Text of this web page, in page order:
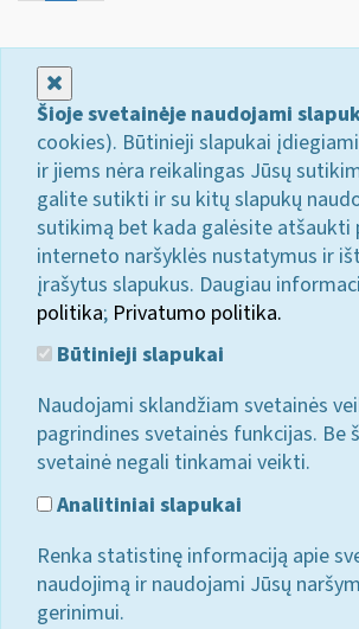
Šioje svetainėje naudojami
cookies). Būtinieji slapukai
ir jiems nėra reikalingas Jūsų
galite sutikti ir su kitų slapukų
sutikimą bet kada galėsite atšaukti
interneto naršyklės nustatymus ir
įrašytus slapukus. Daugiau
politika; Privatumo politika.
Būtinieji slapukai
Naudojami sklandžiam svetainės
pagrindines svetainės funkcijas. Be
svetainė negali tinkamai veikti.
Analitiniai slapukai
Renka statistinę informaciją apie
naudojimą ir naudojami Jūsų
gerinimui.